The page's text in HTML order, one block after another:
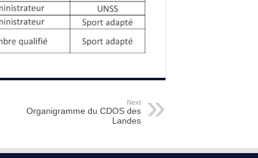
Next
Organigramme du CDOS des
Landes